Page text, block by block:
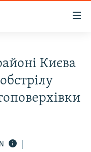
Києва